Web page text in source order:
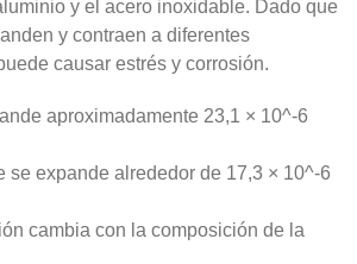
y el acero inoxidable. Dado que
y contraen a diferentes
causar estrés y corrosión.
aproximadamente 23,1 × 10^-6
se expande alrededor de 17,3 × 10^-6
cambia con la composición de la